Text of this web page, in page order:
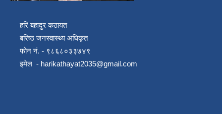
हरि बहादुर कठायत
बरिष्ठ जनस्वास्थ्य अधिकृत
फोन नं. - ९८६८०३३७४९
इमेल - harikathayat2035@gmail.com